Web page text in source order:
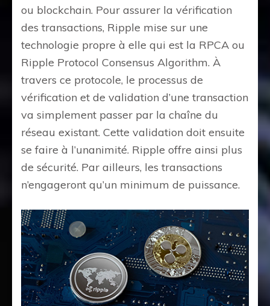
ou blockchain. Pour assurer la vérification
des transactions, Ripple mise sur une
technologie propre à elle qui est la RPCA ou
Ripple Protocol Consensus Algorithm. À
travers ce protocole, le processus de
vérification et de validation d’une transaction
va simplement passer par la chaîne du
réseau existant. Cette validation doit ensuite
se faire à l’unanimité. Ripple offre ainsi plus
de sécurité. Par ailleurs, les transactions
n’engageront qu’un minimum de puissance.